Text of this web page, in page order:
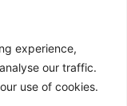
experience,
our traffic.
use of cookies.